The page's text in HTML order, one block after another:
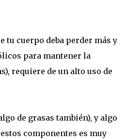
tu cuerpo deba perder más y
para mantener la
requiere de un alto uso de
de grasas también), y algo
componentes es muy